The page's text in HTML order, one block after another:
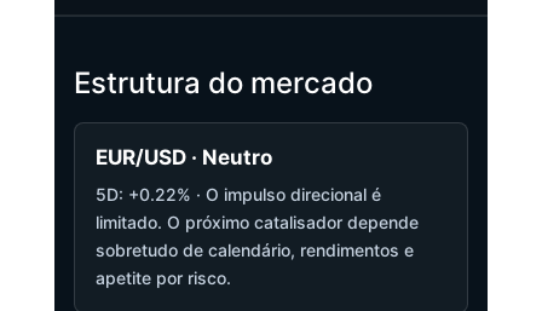
Estrutura do mercado
EUR/USD · Neutro
5D: +0.22% · O impulso direcional é
limitado. O próximo catalisador depende
sobretudo de calendário, rendimentos e
apetite por risco.